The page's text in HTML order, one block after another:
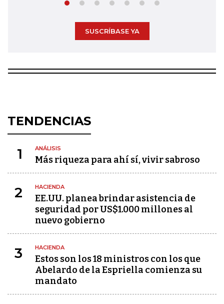
SUSCRÍBASE YA
TENDENCIAS
1 ANÁLISIS
Más riqueza para ahí sí, vivir sabroso
2 HACIENDA
EE.UU. planea brindar asistencia de
seguridad por US$1.000 millones al
nuevo gobierno
3 HACIENDA
Estos son los 18 ministros con los que
Abelardo de la Espriella comienza su
mandato